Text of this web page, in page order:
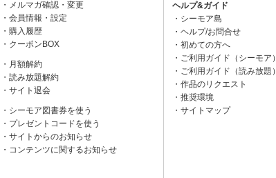
メルマガ確認・変更
会員情報・設定
購入履歴
クーポンBOX
月額解約
読み放題解約
サイト退会
シーモア図書券を使う
プレゼントコードを使う
サイトからのお知らせ
コンテンツに関するお知らせ
ヘルプ&ガイド
シーモア島
ヘルプ/お問合せ
初めての方へ
ご利用ガイド（シーモア）
ご利用ガイド（読み放題）
作品のリクエスト
推奨環境
サイトマップ